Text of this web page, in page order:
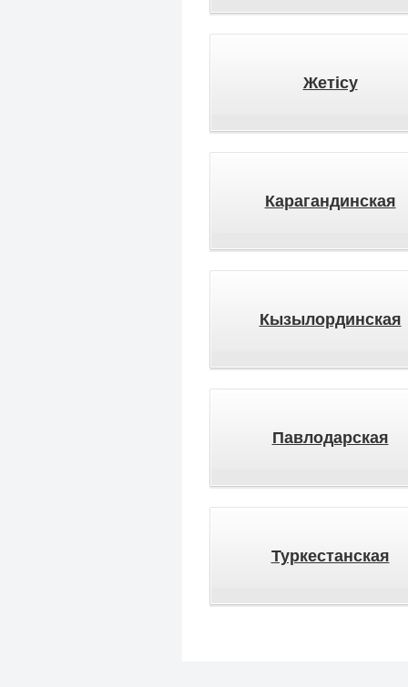
Жетісу
Карагандинская
Кызылординская
Павлодарская
Туркестанская